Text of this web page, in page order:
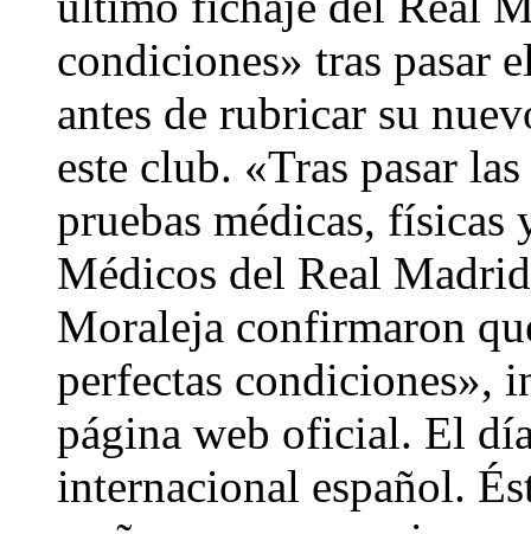
condiciones» tras pasar
antes de rubricar su
este club. «Tras pasar
pruebas médicas,
Médicos del Real
Moraleja confirmaron
perfectas condiciones»,
página web oficial. El
internacional español.